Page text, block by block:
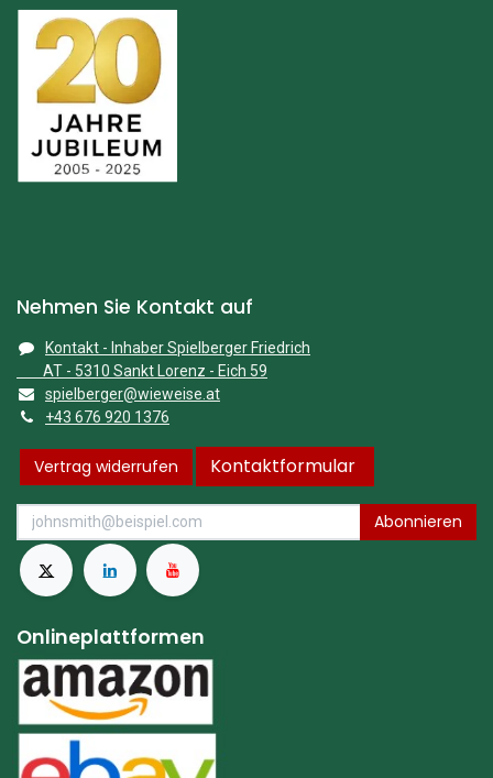
Nehmen Sie Kontakt auf
Kontakt - Inhaber Spielberger Friedrich
AT - 5310 Sankt Lorenz - Eich 59
spielberger@wieweise.at
+43 676 920 1376
Vertrag widerrufen Kontaktformular
Abonnieren
Onlineplattformen